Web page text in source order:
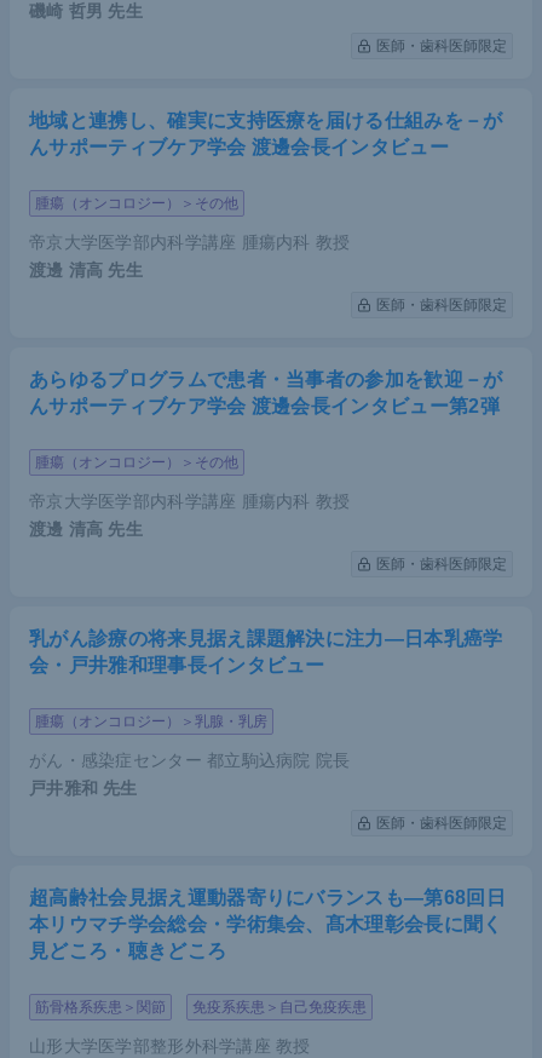
磯崎 哲男 先生
医師・歯科医師限定
地域と連携し、確実に支持医療を届ける仕組みを－が
んサポーティブケア学会 渡邊会長インタビュー
腫瘍（オンコロジー）＞その他
帝京大学医学部内科学講座 腫瘍内科 教授
渡邊 清高 先生
医師・歯科医師限定
あらゆるプログラムで患者・当事者の参加を歓迎－が
んサポーティブケア学会 渡邊会長インタビュー第2弾
腫瘍（オンコロジー）＞その他
帝京大学医学部内科学講座 腫瘍内科 教授
渡邊 清高 先生
医師・歯科医師限定
乳がん診療の将来見据え課題解決に注力―日本乳癌学
会・戸井雅和理事長インタビュー
腫瘍（オンコロジー）＞乳腺・乳房
がん・感染症センター 都立駒込病院 院長
戸井雅和 先生
医師・歯科医師限定
超高齢社会見据え運動器寄りにバランスも―第68回日
本リウマチ学会総会・学術集会、髙木理彰会長に聞く
見どころ・聴きどころ
筋骨格系疾患＞関節 免疫系疾患＞自己免疫疾患
山形大学医学部整形外科学講座 教授